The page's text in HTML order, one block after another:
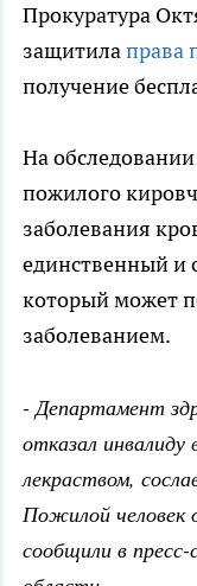
Прокуратура
защитилаправа
получение
На
пожилого
заболевания
единственный и
который может
заболеванием.
- Департамент
отказал
лекраством,
Пожилой человек
сообщили в